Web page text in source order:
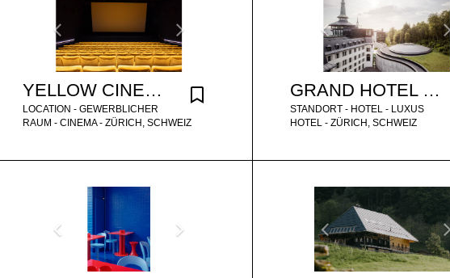
YELLOW CINEMA ZÜRICH
LOCATION - GEWERBLICHER
RAUM - CINEMA - ZÜRICH, SCHWEIZ
GRAND HOTEL ZURICH - CONFERENCE
STANDORT - HOTEL - LUXUS
HOTEL - ZÜRICH, SCHWEIZ